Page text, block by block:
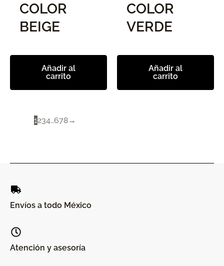
COLOR
BEIGE
Añadir al
carrito
COLOR
VERDE
Añadir al
carrito
1234…678→
Envíos a todo México
Atención y asesoría